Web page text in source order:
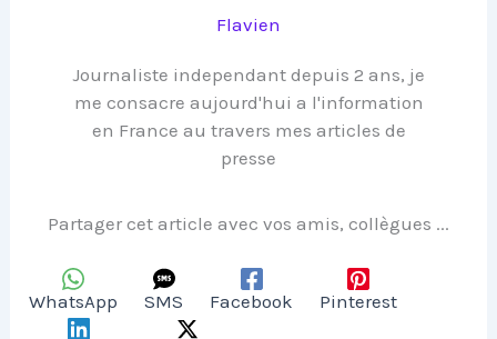
Flavien
Journaliste independant depuis 2 ans, je
me consacre aujourd'hui a l'information
en France au travers mes articles de
presse
Partager cet article avec vos amis, collègues ...
WhatsApp SMS Facebook Pinterest